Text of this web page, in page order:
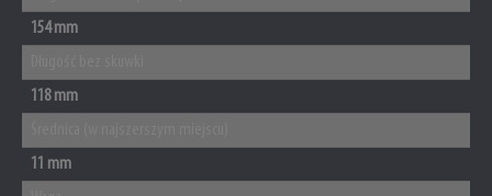
154 mm
118 mm
11 mm